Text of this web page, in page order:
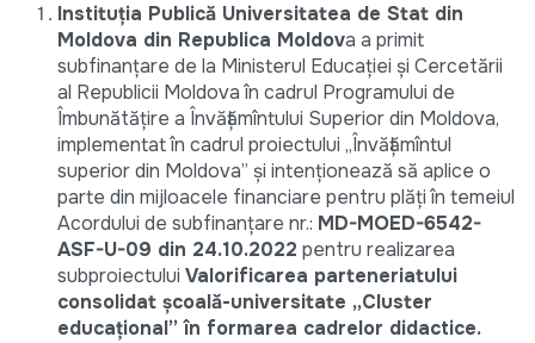
Instituția Publică Universitatea de Stat din
Moldova din Republica Moldova a primit
subfinanțare de la Ministerul Educației și Cercetării
al Republicii Moldova în cadrul Programului de
Îmbunătățire a Învățămîntului Superior din Moldova,
implementat în cadrul proiectului „Învățămîntul
superior din Moldova” și intenționează să aplice o
parte din mijloacele financiare pentru plăți în temeiul
Acordului de subfinanțare nr.: MD-MOED-6542-
ASF-U-09 din 24.10.2022 pentru realizarea
subproiectului Valorificarea parteneriatului
consolidat școală-universitate „Cluster
educațional” în formarea cadrelor didactice.